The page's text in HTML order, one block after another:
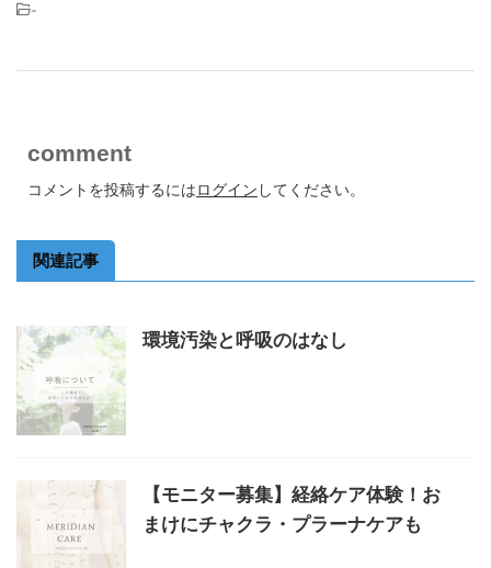
-
comment
コメントを投稿するにはログイン してください。
関連記事
環境汚染と呼吸のはなし
【モニター募集】経絡ケア体験！お
まけにチャクラ・プラーナケアも